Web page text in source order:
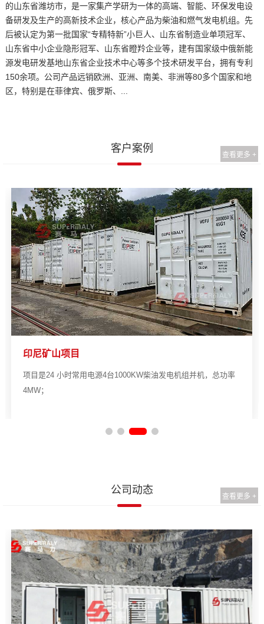
的山东省潍坊市，是一家集产学研为一体的高端、智能、环保发电设
备研发及生产的高新技术企业，核心产品为柴油和燃气发电机组。先
后被认定为第一批国家“专精特新”小巨人、山东省制造业单项冠军、
山东省中小企业隐形冠军、山东省瞪羚企业等，建有国家级中俄新能
源发电研发基地山东省企业技术中心等多个技术研发平台，拥有专利
150余项。公司产品远销欧洲、亚洲、南美、非洲等80多个国家和地
区，特别是在菲律宾、俄罗斯、...
客户案例
查看更多 +
印尼矿山项目
项目是24 小时常用电源4台1000KW柴油发电机组并机，总功率
4MW；
公司动态
查看更多 +